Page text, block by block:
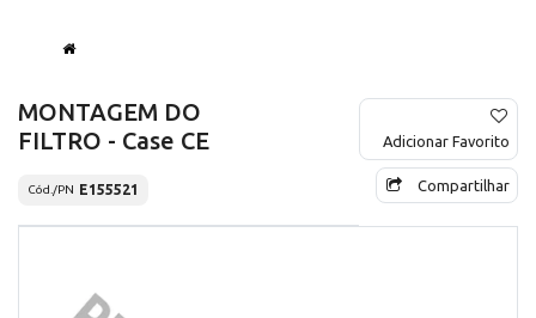
MONTAGEM DO
FILTRO - Case CE
Cód./PN E155521
Adicionar Favorito
Compartilhar